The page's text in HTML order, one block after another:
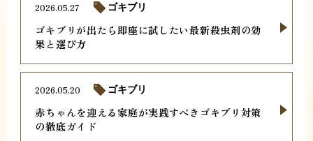
ゴキブリが出たら即座に試したい最新殺虫剤の効
果と選び方
2026.05.27 ゴキブリ
赤ちゃんを迎える家庭が実践すべきゴキブリ対策
の徹底ガイド
2026.05.20 ゴキブリ